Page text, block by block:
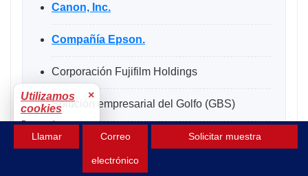
Canon, Inc.
Compañía Epson.
Corporación Fujifilm Holdings
Solución empresarial del Golfo (GBS)
HP Inc.
Llamar Correo
electrónico
Solicitar muestra
Utilizamos
cookies
×
Para mejorar tu
experiencia.